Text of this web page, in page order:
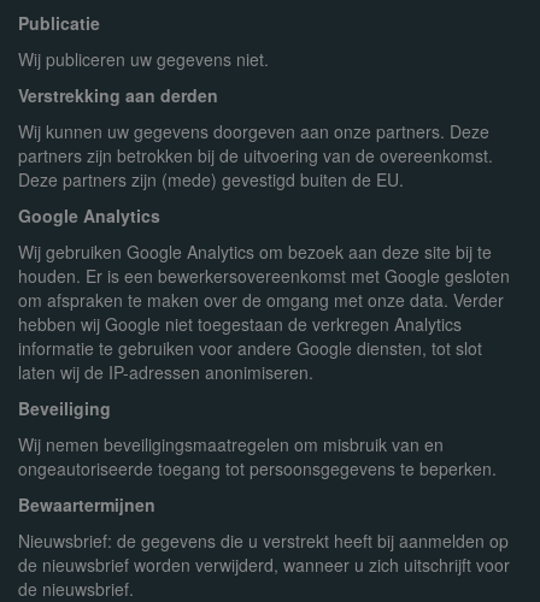
Publicatie
Wij publiceren uw gegevens niet.
Verstrekking aan derden
Wij kunnen uw gegevens doorgeven aan onze partners. Deze
partners zijn betrokken bij de uitvoering van de overeenkomst.
Deze partners zijn (mede) gevestigd buiten de EU.
Google Analytics
Wij gebruiken Google Analytics om bezoek aan deze site bij te
houden. Er is een bewerkersovereenkomst met Google gesloten
om afspraken te maken over de omgang met onze data. Verder
hebben wij Google niet toegestaan de verkregen Analytics
informatie te gebruiken voor andere Google diensten, tot slot
laten wij de IP-adressen anonimiseren.
Beveiliging
Wij nemen beveiligingsmaatregelen om misbruik van en
ongeautoriseerde toegang tot persoonsgegevens te beperken.
Bewaartermijnen
Nieuwsbrief: de gegevens die u verstrekt heeft bij aanmelden op
de nieuwsbrief worden verwijderd, wanneer u zich uitschrijft voor
de nieuwsbrief.